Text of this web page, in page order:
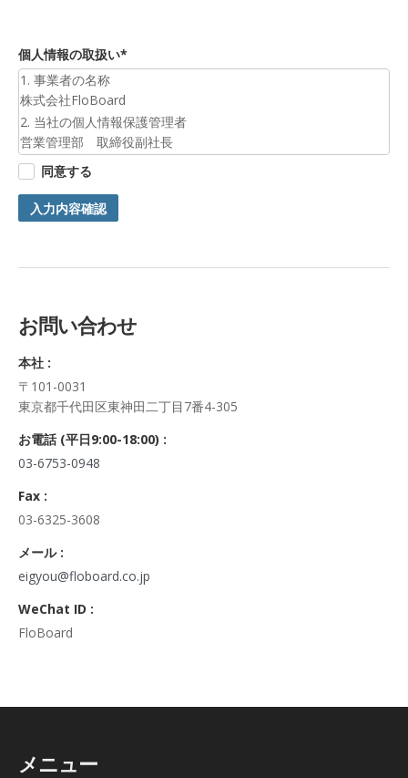
個人情報の取扱い*
1. 事業者の名称
株式会社FloBoard
2. 当社の個人情報保護管理者
営業管理部 取締役副社長
3. 個人情報の利用目的
お預かりした個人情報は、お問合せへの対応のために利用いた
します。
4. 第三者提供について
ご入力頂く個人情報は第三者に提供しません。
正・追加・削除、利用の停止または消去、第三者への提供の停
口に申し出ることができます。
その際、弊社はご本人を確認させていただいたうえで、合理的
な期間内に対応いたします。
株式会社FloBoard 個人情報問合せ窓口
〒101-0031 東京都千代田区東神田二丁目7番4-305
メールアドレス: info@floboard.co.jp TEL: 03-6753-0948
ールデンウィークを除く)
6. 個人情報における任意性について
個人情報のご提供は、ご本人の任意です。ただし、必須項目を
ご入力頂けない場合は本フォームをご利用頂けませんので、ご
了承ください。
同意する
入力内容確認
お問い合わせ
本社 :
〒101-0031
東京都千代田区東神田二丁目7番4-305
お電話 (平日9:00-18:00) :
03-6753-0948
Fax :
03-6325-3608
メール :
eigyou@floboard.co.jp
WeChat ID :
FloBoard
メニュー